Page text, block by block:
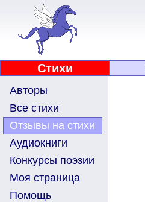
Стихи
Авторы
Все стихи
Отзывы на стихи
Аудиокниги
Конкурсы поэзии
Моя страница
Помощь